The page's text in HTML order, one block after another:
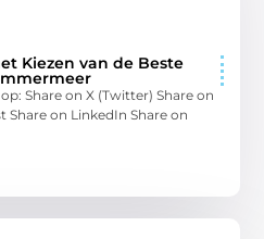
Kiezen van de Beste
Share on X (Twitter) Share on
Share on LinkedIn Share on